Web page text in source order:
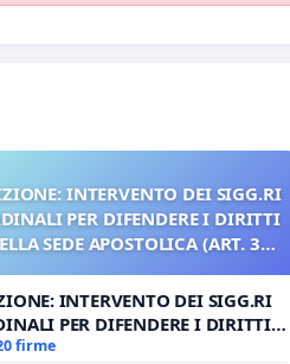
INTERVENTO DEI SIGG.RI
PER DIFENDERE I DIRITTI
SEDE APOSTOLICA (ART. 3
INTERVENTO DEI SIGG.RI
PER DIFENDERE I DIRITTI
SEDE APOSTOLICA (ART. 3 UDG)
firme